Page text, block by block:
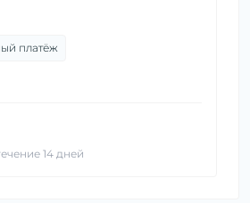
платёж
14 дней